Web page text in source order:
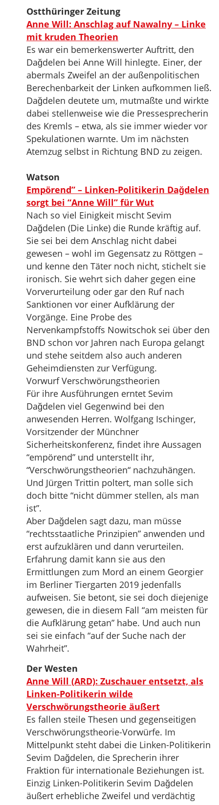
Ostthüringer Zeitung
Anne Will: Anschlag auf Nawalny – Linke
mit kruden Theorien
Es war ein bemerkenswerter Auftritt, den
Dağdelen bei Anne Will hinlegte. Einer, der
abermals Zweifel an der außenpolitischen
Berechenbarkeit der Linken aufkommen ließ.
Dağdelen deutete um, mutmaßte und wirkte
dabei stellenweise wie die Pressesprecherin
des Kremls – etwa, als sie immer wieder vor
Spekulationen warnte. Um im nächsten
Atemzug selbst in Richtung BND zu zeigen.
Watson
Empörend” – Linken-Politikerin Dağdelen
sorgt bei “Anne Will” für Wut
Nach so viel Einigkeit mischt Sevim
Dağdelen (Die Linke) die Runde kräftig auf.
Sie sei bei dem Anschlag nicht dabei
gewesen – wohl im Gegensatz zu Röttgen –
und kenne den Täter noch nicht, stichelt sie
ironisch. Sie wehrt sich daher gegen eine
Vorverurteilung oder gar den Ruf nach
Sanktionen vor einer Aufklärung der
Vorgänge. Eine Probe des
Nervenkampfstoffs Nowitschok sei über den
BND schon vor Jahren nach Europa gelangt
und stehe seitdem also auch anderen
Geheimdiensten zur Verfügung.
Vorwurf Verschwörungstheorien
Für ihre Ausführungen erntet Sevim
Dağdelen viel Gegenwind bei den
anwesenden Herren. Wolfgang Ischinger,
Vorsitzender der Münchner
Sicherheitskonferenz, findet ihre Aussagen
“empörend” und unterstellt ihr,
“Verschwörungstheorien“ nachzuhängen.
Und Jürgen Trittin poltert, man solle sich
doch bitte “nicht dümmer stellen, als man
ist”.
Aber Dağdelen sagt dazu, man müsse
“rechtsstaatliche Prinzipien” anwenden und
erst aufzuklären und dann verurteilen.
Erfahrung damit kann sie aus den
Ermittlungen zum Mord an einem Georgier
im Berliner Tiergarten 2019 jedenfalls
aufweisen. Sie betont, sie sei doch diejenige
gewesen, die in diesem Fall “am meisten für
die Aufklärung getan” habe. Und auch nun
sei sie einfach “auf der Suche nach der
Wahrheit”.
Der Westen
Anne Will (ARD): Zuschauer entsetzt, als
Linken-Politikerin wilde
Verschwörungstheorie äußert
Es fallen steile Thesen und gegenseitigen
Verschwörungstheorie-Vorwürfe. Im
Mittelpunkt steht dabei die Linken-Politikerin
Sevim Dağdelen, die Sprecherin ihrer
Fraktion für internationale Beziehungen ist.
Einzig Linken-Politikerin Sevim Dağdelen
äußert erhebliche Zweifel und verdächtig